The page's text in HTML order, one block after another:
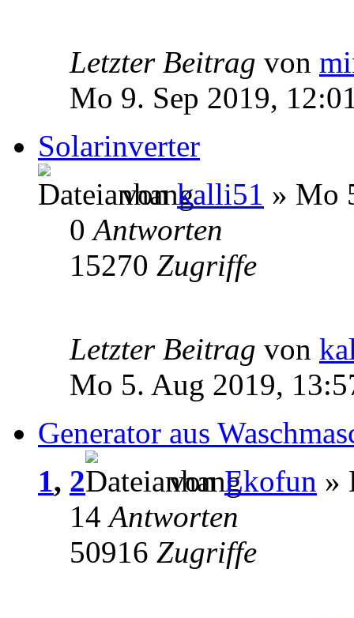
Letzter Beitrag von
Mo 9. Sep 2019,
Solarinverter
vonkalli51 » Mo
0Antworten
15270 Zugriffe
Letzter Beitrag von
Mo 5. Aug 2019,
Generator aus
1, 2 vonEkofun »
14Antworten
50916 Zugriffe